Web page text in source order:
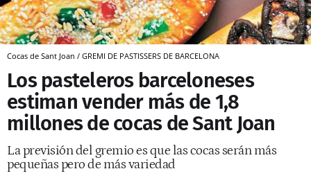
Cocas de Sant Joan / GREMI DE PASTISSERS DE BARCELONA
Los pasteleros barceloneses
estiman vender más de 1,8
millones de cocas de Sant Joan
La previsión del gremio es que las cocas serán más
pequeñas pero de más variedad